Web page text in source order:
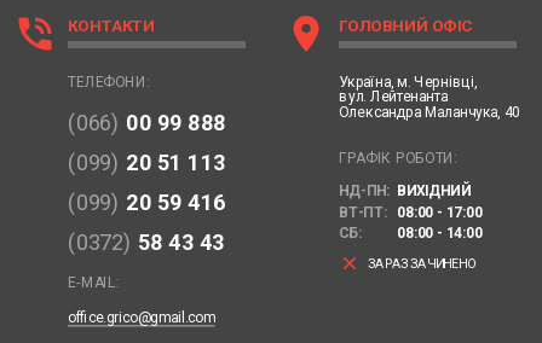
phone_in_talk КОНТАКТИ
ТЕЛЕФОНИ:
(066) 00 99 888
(099) 20 51 113
(099) 20 59 416
(0372) 58 43 43
E-MAIL:
office.grico@gmail.com
location_on ГОЛОВНИЙ ОФІС
Україна, м. Чернівці,
вул. Лейтенанта
Олександра Маланчука, 40
ГРАФІК РОБОТИ:
НД-ПН: ВИХІДНИЙ
ВТ-ПТ:
08:00 - 17:00
СБ:
08:00 - 14:00
clear ЗАРАЗ ЗАЧИНЕНО